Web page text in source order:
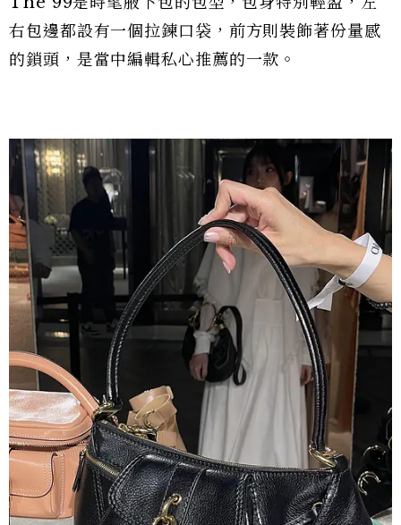
右包邊都設有一個拉鍊口袋，前方則裝飾著份量感
的鎖頭，是當中編輯私心推薦的一款。